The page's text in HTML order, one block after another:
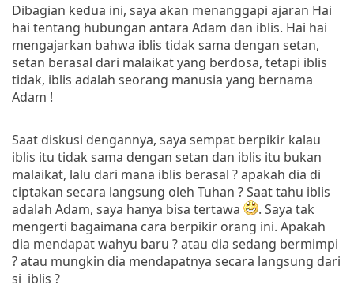
Dibagian kedua ini, saya akan menanggapi ajaran Hai
hai tentang hubungan antara Adam dan iblis. Hai hai
mengajarkan bahwa iblis tidak sama dengan setan,
setan berasal dari malaikat yang berdosa, tetapi iblis
tidak, iblis adalah seorang manusia yang bernama
Adam !
Saat diskusi dengannya, saya sempat berpikir kalau
iblis itu tidak sama dengan setan dan iblis itu bukan
malaikat, lalu dari mana iblis berasal ? apakah dia di
ciptakan secara langsung oleh Tuhan ? Saat tahu iblis
adalah Adam, saya hanya bisa tertawa
. Saya tak
mengerti bagaimana cara berpikir orang ini. Apakah
dia mendapat wahyu baru ? atau dia sedang bermimpi
? atau mungkin dia mendapatnya secara langsung dari
si iblis ?